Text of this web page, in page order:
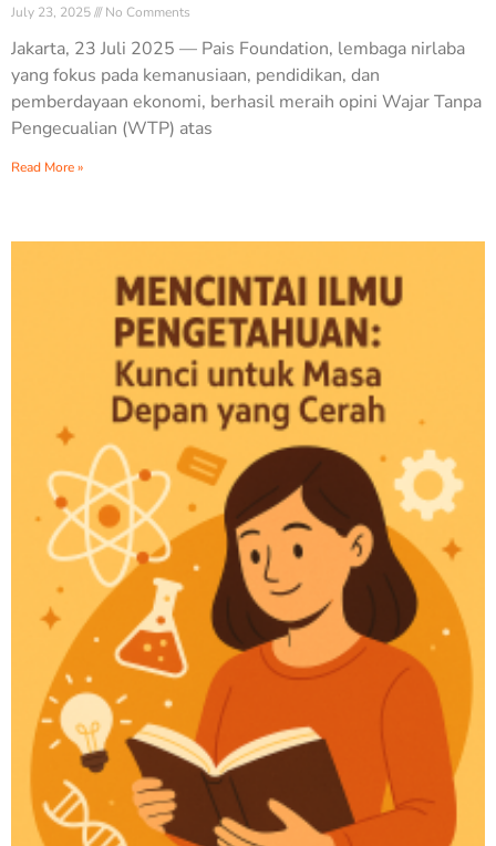
July 23, 2025 No Comments
Jakarta, 23 Juli 2025 — Pais Foundation, lembaga nirlaba
yang fokus pada kemanusiaan, pendidikan, dan
pemberdayaan ekonomi, berhasil meraih opini Wajar Tanpa
Pengecualian (WTP) atas
Read More »